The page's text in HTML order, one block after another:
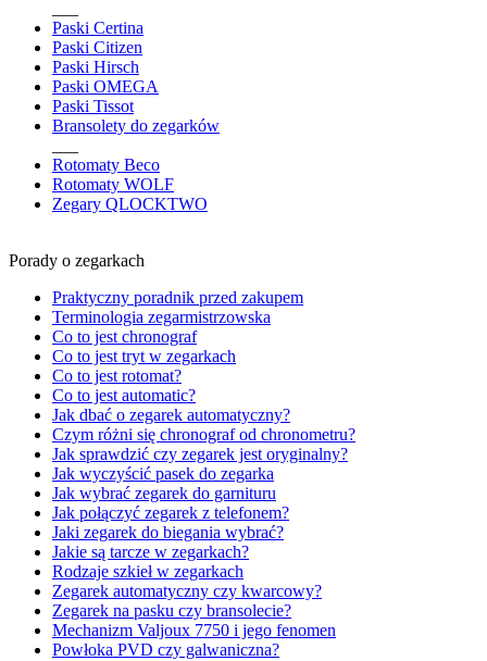
Paski Certina
Paski Citizen
Paski Hirsch
Paski OMEGA
Paski Tissot
Bransolety do zegarków
Rotomaty Beco
Rotomaty WOLF
Zegary QLOCKTWO
Porady o zegarkach
Praktyczny poradnik przed zakupem
Terminologia zegarmistrzowska
Co to jest chronograf
Co to jest tryt w zegarkach
Co to jest rotomat?
Co to jest automatic?
Jak dbać o zegarek automatyczny?
Czym różni się chronograf od chronometru?
Jak sprawdzić czy zegarek jest oryginalny?
Jak wyczyścić pasek do zegarka
Jak wybrać zegarek do garnituru
Jak połączyć zegarek z telefonem?
Jaki zegarek do biegania wybrać?
Jakie są tarcze w zegarkach?
Rodzaje szkieł w zegarkach
Zegarek automatyczny czy kwarcowy?
Zegarek na pasku czy bransolecie?
Mechanizm Valjoux 7750 i jego fenomen
Powłoka PVD czy galwaniczna?